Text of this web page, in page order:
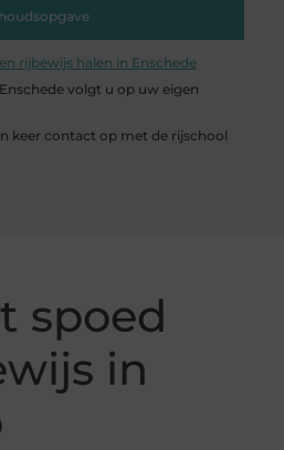
rijbewijs halen in Enschede
volgt u op uw eigen
keer contact op met de rijschool
spoed
in